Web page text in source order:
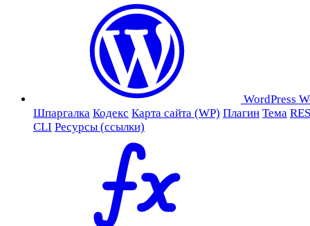
WordPress
Шпаргалка Кодекс Карта сайта (WP) Плагин Тема
CLI Ресурсы (ссылки)